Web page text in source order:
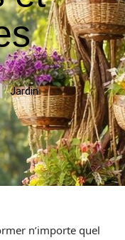
Jardin
n’importe quel